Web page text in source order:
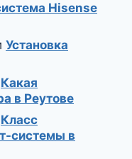
Hisense
Установка
Какая
в Реутове
Класс
системы в